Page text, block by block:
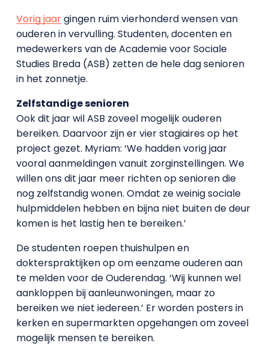
Vorig jaargingen ruim vierhonderd wensen van
ouderen in vervulling. Studenten, docenten en
medewerkers van de Academie voor Sociale
Studies Breda (ASB) zetten de hele dag senioren
in het zonnetje.
Zelfstandige senioren
Ook dit jaar wil ASB zoveel mogelijk ouderen
bereiken. Daarvoor zijn er vier stagiaires op het
project gezet. Myriam: ‘We hadden vorig jaar
vooral aanmeldingen vanuit zorginstellingen. We
willen ons dit jaar meer richten op senioren die
nog zelfstandig wonen. Omdat ze weinig sociale
hulpmiddelen hebben en bijna niet buiten de deur
komen is het lastig hen te bereiken.’
De studenten roepen thuishulpen en
dokterspraktijken op om eenzame ouderen aan
te melden voor de Ouderendag. ‘Wij kunnen wel
aankloppen bij aanleunwoningen, maar zo
bereiken we niet iedereen.’ Er worden posters in
kerken en supermarkten opgehangen om zoveel
mogelijk mensen te bereiken.